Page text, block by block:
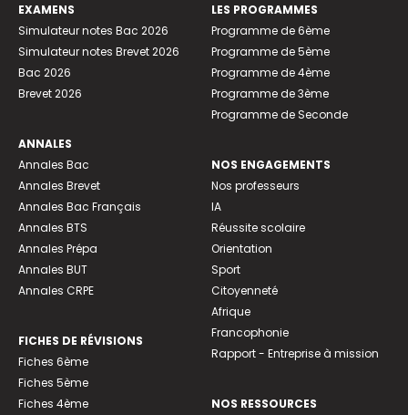
EXAMENS
Simulateur notes Bac 2026
Simulateur notes Brevet 2026
Bac 2026
Brevet 2026
ANNALES
Annales Bac
Annales Brevet
Annales Bac Français
Annales BTS
Annales Prépa
Annales BUT
Annales CRPE
FICHES DE RÉVISIONS
Fiches 6ème
Fiches 5ème
Fiches 4ème
LES PROGRAMMES
Programme de 6ème
Programme de 5ème
Programme de 4ème
Programme de 3ème
Programme de Seconde
NOS ENGAGEMENTS
Nos professeurs
IA
Réussite scolaire
Orientation
Sport
Citoyenneté
Afrique
Francophonie
Rapport - Entreprise à mission
NOS RESSOURCES